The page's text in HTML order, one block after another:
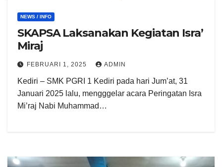
NEWS / INFO
SKAPSA Laksanakan Kegiatan Isra’
Miraj
FEBRUARI 1, 2025 ADMIN
Kediri – SMK PGRI 1 Kediri pada hari Jum’at, 31
Januari 2025 lalu, mengggelar acara Peringatan Isra
Mi’raj Nabi Muhammad…